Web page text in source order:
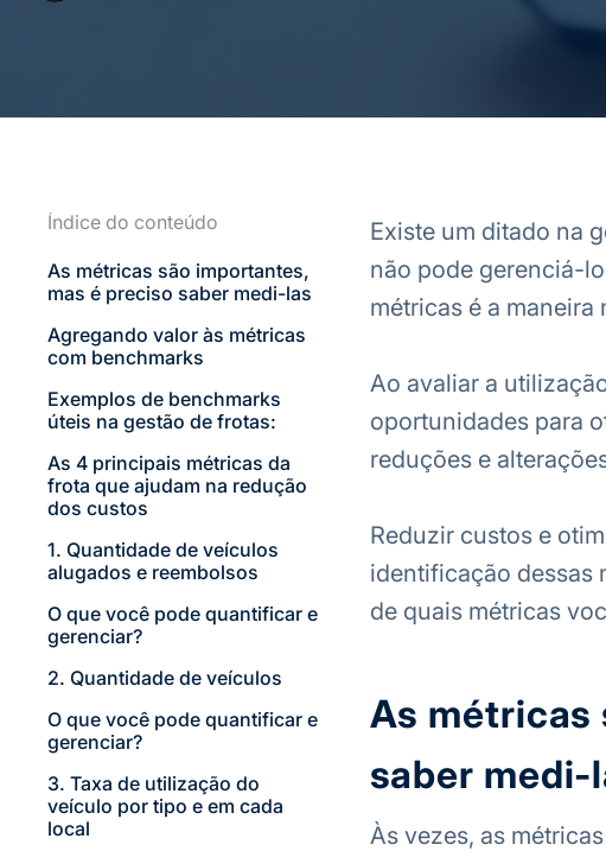
Índice do conteúdo
As métricas são importantes,
mas é preciso saber medi-las
Agregando valor às métricas
com benchmarks
Exemplos de benchmarks
úteis na gestão de frotas:
As 4 principais métricas da
frota que ajudam na redução
dos custos
1. Quantidade de veículos
alugados e reembolsos
O que você pode quantificar e
gerenciar?
2. Quantidade de veículos
O que você pode quantificar e
gerenciar?
3. Taxa de utilização do
veículo por tipo e em cada
local
Existe um ditado na
não pode gerenciá-
métricas é a
Ao avaliar a
oportunidades para
reduções e
Reduzir custos e
identificação dessas
de quais métricas
As métricas
saber medi-
Às vezes, as